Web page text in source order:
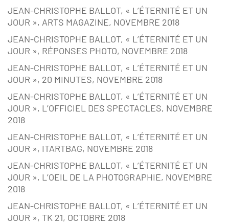
JEAN-CHRISTOPHE BALLOT, « L’ÉTERNITÉ ET UN
JOUR », ARTS MAGAZINE, NOVEMBRE 2018
JEAN-CHRISTOPHE BALLOT, « L’ÉTERNITÉ ET UN
JOUR », RÉPONSES PHOTO, NOVEMBRE 2018
JEAN-CHRISTOPHE BALLOT, « L’ÉTERNITÉ ET UN
JOUR », 20 MINUTES, NOVEMBRE 2018
JEAN-CHRISTOPHE BALLOT, « L’ÉTERNITÉ ET UN
JOUR », L’OFFICIEL DES SPECTACLES, NOVEMBRE
2018
JEAN-CHRISTOPHE BALLOT, « L’ÉTERNITÉ ET UN
JOUR », ITARTBAG, NOVEMBRE 2018
JEAN-CHRISTOPHE BALLOT, « L’ÉTERNITÉ ET UN
JOUR », L’OEIL DE LA PHOTOGRAPHIE, NOVEMBRE
2018
JEAN-CHRISTOPHE BALLOT, « L’ÉTERNITÉ ET UN
JOUR », TK 21, OCTOBRE 2018